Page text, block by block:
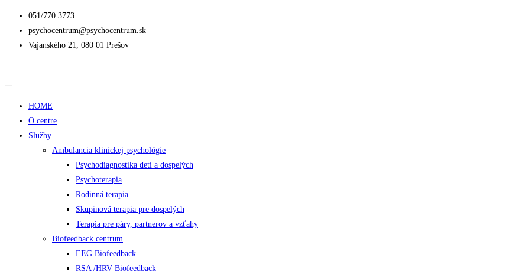
051/770 3773
psychocentrum@psychocentrum.sk
Vajanského 21, 080 01 Prešov
HOME
O centre
Služby
Ambulancia klinickej psychológie
Psychodiagnostika detí a dospelých
Psychoterapia
Rodinná terapia
Skupinová terapia pre dospelých
Terapia pre páry, partnerov a vzťahy
Biofeedback centrum
EEG Biofeedback
RSA /HRV Biofeedback